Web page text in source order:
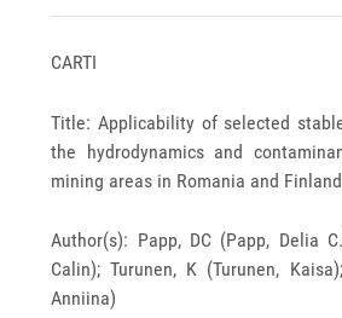
CARTI
Title: Applicability of selected
the hydrodynamics and
mining areas in Romania and Finland
Author(s): Papp, DC (Papp, Delia
Calin); Turunen, K (Turunen,
Anniina)